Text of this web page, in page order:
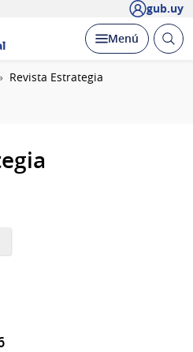
gub.uy
Desplegar
Menú Abrir
Revista Estrategia